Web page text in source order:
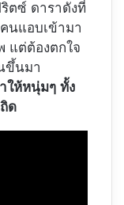
ตซ์​ ดาราดังที่
นแอบเข้ามา
แต่ต้องตกใจ
ขึ้นมา
ให้หนุ่มๆ ทั้ง
ด